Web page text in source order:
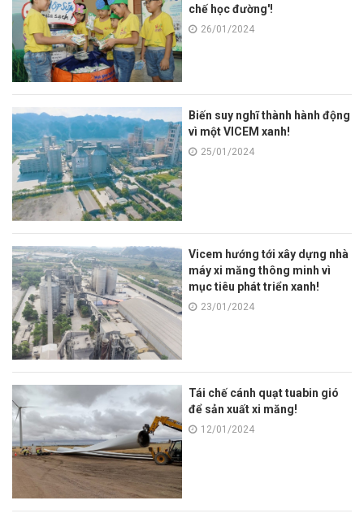
chế học đường'!
26/01/2024
Biến suy nghĩ thành hành động
vì một VICEM xanh!
25/01/2024
Vicem hướng tới xây dựng nhà
máy xi măng thông minh vì
mục tiêu phát triển xanh!
23/01/2024
Tái chế cánh quạt tuabin gió
để sản xuất xi măng!
12/01/2024